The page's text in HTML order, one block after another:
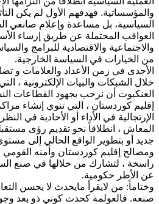
والمؤسساتية. فهدفهم الأول لم يكن
السياسية، بل مساعدة وإعلام صانعي
العواقب المحتملة عن طريق إرساء
والاجتماعية والاقتصادية للبرامج
من الخيارات في السياسة الخارجية.
الأجدی في زمن الأعداد والعلامات
خلال الشبكات والبيات الإلكترونية ،
العنكبوت أن نرحب بجهود القطاعات
إقليم كوردستان ، التي تنوي إنشاء
الإرتجالية في الأداء أو الأحادية في
المعاش ، انطلاقاً نحو تقديم رؤى
جديد أو بتطوير الواقع الحالي إلى
ومصالح إقليم كوردستان وأمنه
راسخة ، لتشارك من خلالها في صنع
عن الأطر حكومية.
وختاماً: من لايقرأ مايحدث لا يحسن
صنعه. فالعولمة كحدث كوني ذو بعد